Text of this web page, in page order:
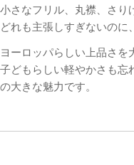
小さなフリル、丸襟、さり
どれも主張しすぎないのに
ヨーロッパらしい上品さを
子どもらしい軽やかさも忘
の大きな魅力です。